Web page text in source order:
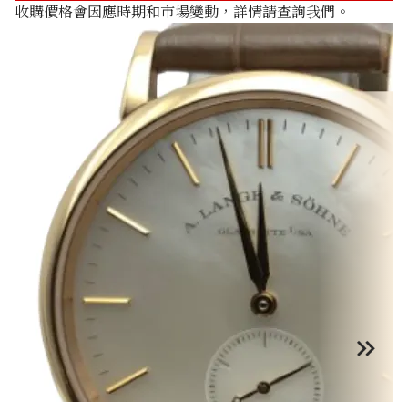
收購價格會因應時期和市場變動，詳情請查詢我們。